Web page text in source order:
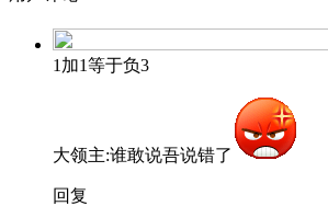
1加1等于负3
大领主:谁敢说吾说错了
回复